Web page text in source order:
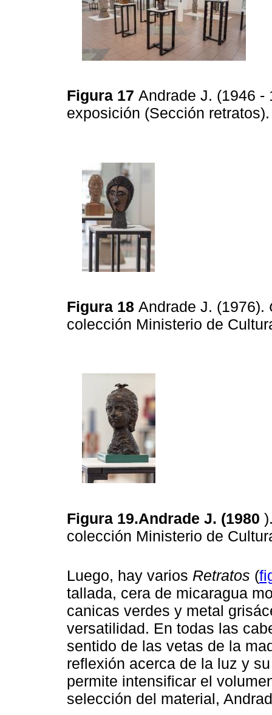
Figura 17 Andrade J. (1946 -
exposición (Sección
Figura 18 Andrade J. (1976).
colección Ministerio de
Figura 19.Andrade J. (1980
colección Ministerio de
Luego, hay varios Retratos (
tallada, cera de micaragua
canicas verdes y metal
versatilidad. En todas las
sentido de las vetas de la
reflexión acerca de la luz y
permite intensificar el
selección del material,